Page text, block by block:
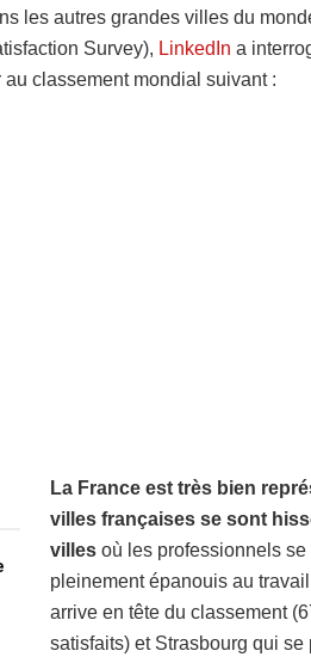
les autres grandes villes du
Survey), LinkedIn a
classement mondial suivant :
La France est très bien
villes françaises se sont
villes où les professionnels se
pleinement épanouis au
arrive en tête du classement
satisfaits) et Strasbourg qui